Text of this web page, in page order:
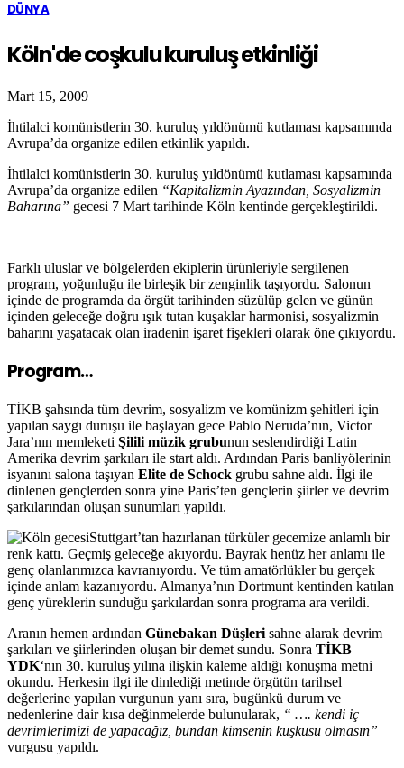
DÜNYA
Köln'de coşkulu kuruluş etkinliği
Mart 15, 2009
İhtilalci komünistlerin 30. kuruluş yıldönümü kutlaması kapsamında
Avrupa’da organize edilen etkinlik yapıldı.
İhtilalci komünistlerin 30. kuruluş yıldönümü kutlaması kapsamında
Avrupa’da organize edilen “Kapitalizmin Ayazından, Sosyalizmin
Baharına” gecesi 7 Mart tarihinde Köln kentinde gerçekleştirildi.
Farklı uluslar ve bölgelerden ekiplerin ürünleriyle sergilenen
program, yoğunluğu ile birleşik bir zenginlik taşıyordu. Salonun
içinde de programda da örgüt tarihinden süzülüp gelen ve günün
içinden geleceğe doğru ışık tutan kuşaklar harmonisi, sosyalizmin
baharını yaşatacak olan iradenin işaret fişekleri olarak öne çıkıyordu.
Program…
TİKB şahsında tüm devrim, sosyalizm ve komünizm şehitleri için
yapılan saygı duruşu ile başlayan gece Pablo Neruda’nın, Victor
Jara’nın memleketi Şilili müzik grubunun seslendirdiği Latin
Amerika devrim şarkıları ile start aldı. Ardından Paris banliyölerinin
isyanını salona taşıyan Elite de Schock grubu sahne aldı. İlgi ile
dinlenen gençlerden sonra yine Paris’ten gençlerin şiirler ve devrim
şarkılarından oluşan sunumları yapıldı.
Stuttgart’tan hazırlanan türküler gecemize anlamlı bir
renk kattı. Geçmiş geleceğe akıyordu. Bayrak henüz her anlamı ile
genç olanlarımızca kavranıyordu. Ve tüm amatörlükler bu gerçek
içinde anlam kazanıyordu. Almanya’nın Dortmunt kentinden katılan
genç yüreklerin sunduğu şarkılardan sonra programa ara verildi.
Aranın hemen ardından Günebakan Düşleri sahne alarak devrim
şarkıları ve şiirlerinden oluşan bir demet sundu. Sonra TİKB
YDK‘nın 30. kuruluş yılına ilişkin kaleme aldığı konuşma metni
okundu. Herkesin ilgi ile dinlediği metinde örgütün tarihsel
değerlerine yapılan vurgunun yanı sıra, bugünkü durum ve
nedenlerine dair kısa değinmelerde bulunularak, “ …. kendi iç
devrimlerimizi de yapacağız, bundan kimsenin kuşkusu olmasın”
vurgusu yapıldı.